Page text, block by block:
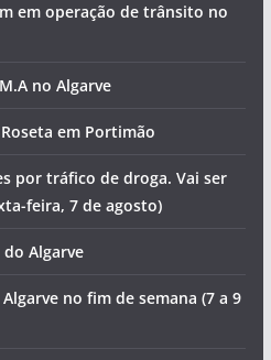
em operação de trânsito no
no Algarve
em Portimão
por tráfico de droga. Vai ser
feira, 7 de agosto)
Algarve
no fim de semana (7 a 9